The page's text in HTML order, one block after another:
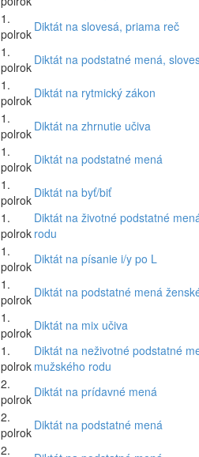
1.
polrok Diktát na slovesá, priama reč
1.
polrok Diktát na podstatné mená,
1.
polrok Diktát na rytmický zákon
1.
polrok Diktát na zhrnutie učiva
1.
polrok Diktát na podstatné mená
1.
polrok Diktát na byť/biť
1.
polrok
Diktát na životné podstatné
rodu
1.
polrok Diktát na písanie i/y po L
1.
polrok Diktát na podstatné mená
1.
polrok Diktát na mix učiva
1.
polrok
Diktát na neživotné podstatné
mužského rodu
2.
polrok Diktát na prídavné mená
2.
polrok Diktát na podstatné mená
2.